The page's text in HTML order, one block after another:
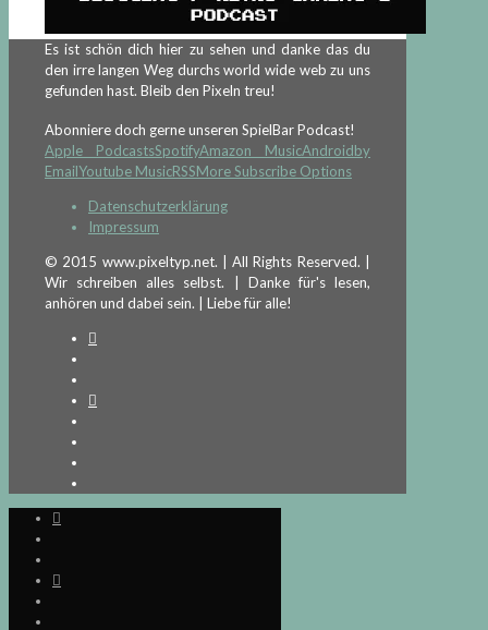
Es ist schön dich hier zu sehen und danke das du
den irre langen Weg durchs world wide web zu uns
gefunden hast. Bleib den Pixeln treu!
Abonniere doch gerne unseren SpielBar Podcast!
Apple PodcastsSpotifyAmazon MusicAndroidby
EmailYoutube MusicRSSMore Subscribe Options
Datenschutzerklärung
Impressum
© 2015 www.pixeltyp.net. | All Rights Reserved. |
Wir schreiben alles selbst. | Danke für's lesen,
anhören und dabei sein. | Liebe für alle!